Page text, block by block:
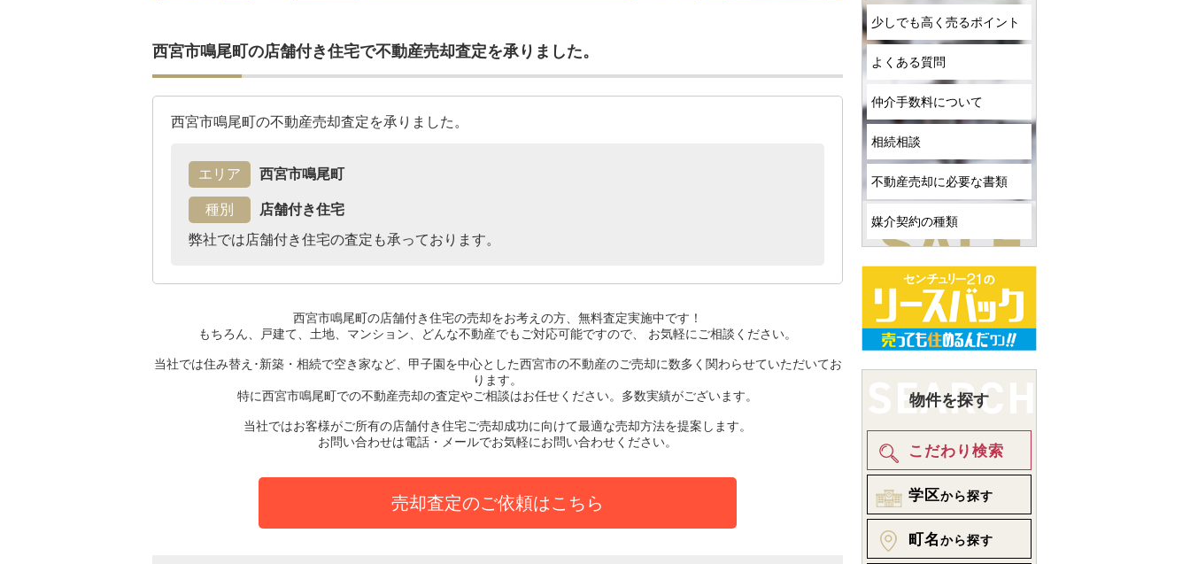
西宮市鳴尾町の店舗付き住宅で不動産売却査定を承りました。
西宮市鳴尾町の不動産売却査定を承りました。
エリア 西宮市鳴尾町
種別
店舗付き住宅
弊社では店舗付き住宅の査定も承っております。
西宮市鳴尾町の店舗付き住宅の売却をお考えの方、無料査定実施中です！
もちろん、戸建て、土地、マンション、どんな不動産でもご対応可能ですので、 お気軽にご相談ください。
当社では住み替え･新築・相続で空き家など、甲子園を中心とした西宮市の不動産のご売却に数多く関わらせていただいてお
ります。
特に西宮市鳴尾町での不動産売却の査定やご相談はお任せください。多数実績がございます。
当社ではお客様がご所有の店舗付き住宅ご売却成功に向けて最適な売却方法を提案します。
お問い合わせは電話・メールでお気軽にお問い合わせください。
売却査定のご依頼はこちら
少しでも高く売るポイント
よくある質問
仲介手数料について
相続相談
不動産売却に必要な書類
媒介契約の種類
物件を探す
こだわり検索
学区から探す
町名から探す